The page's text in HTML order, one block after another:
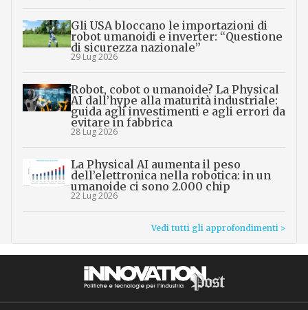
Gli USA bloccano le importazioni di
robot umanoidi e inverter: “Questione
di sicurezza nazionale”
29 Lug 2026
Robot, cobot o umanoide? La Physical
AI dall’hype alla maturità industriale:
guida agli investimenti e agli errori da
evitare in fabbrica
28 Lug 2026
La Physical AI aumenta il peso
dell’elettronica nella robotica: in un
umanoide ci sono 2.000 chip
22 Lug 2026
Vedi tutti gli approfondimenti >